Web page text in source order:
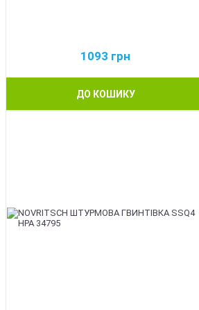
1093 грн
ДО КОШИКУ